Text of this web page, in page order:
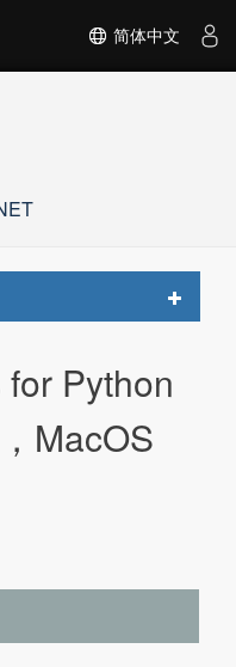
简体中文
Toggle
Python
MacOS